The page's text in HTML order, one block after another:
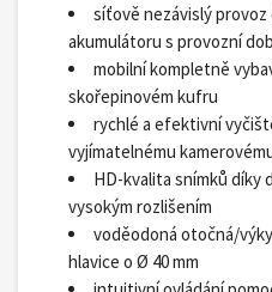
síťově nezávislý
akumulátoru s provozní
mobilní kompletně
skořepinovém kufru
rychlé a efektivní
vyjímatelnému
HD-kvalita snímků díky
vysokým rozlišením
voděodoná otočná/
hlavice o Ø 40 mm